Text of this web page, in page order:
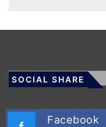
SOCIAL SHARE
Facebook